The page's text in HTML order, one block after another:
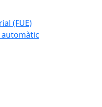
(FUE)